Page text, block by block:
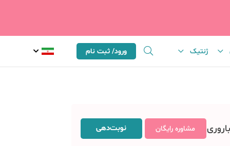
ژنتیک ورود/ ثبت نام
مشاوره رایگان نوبت‌دهی